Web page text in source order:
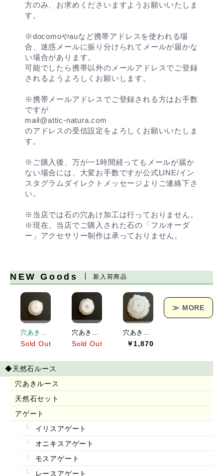
方のみ、お求めくださいますようお願いいたしま
す。
※docomoやauなど携帯アドレスを使われる場
合、迷惑メールに振り分けられてメールが届かな
い場合があります。
可能でしたら携帯以外のメールアドレスでご登録
されるようよろしくお願いします。
※携帯メールアドレスでご登録される方はお手数
ですが
mail@attic-natura.com
のアドレスの受信設定をよろしくお願いいたしま
す。
※ご購入後、万が一1時間経ってもメールが届か
ない場合には、大変お手数ですが公式LINE/イン
スタグラムダイレクトメッセージよりご連絡下さ
い。
※当店では石の穴あけ加工は行っておりません。
※現在、当店でご購入された石の「フルオーダ
ー」アクセサリー制作は承っておりません。
NEW Goods 新入荷商品
Sold Out Sold Out ￥1,870
≫ MORE
◆天然石ルース
穴あきルース
天然石セット
アゲート
イリスアゲート
オニキスアゲート
モスアゲート
レースアゲート